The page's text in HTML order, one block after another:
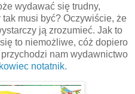
wydawać się trudny,
musi być? Oczywiście, że
ją zrozumieć. Jak to
to niemożliwe, cóż dopiero
nam wydawnictwo
notatnik.